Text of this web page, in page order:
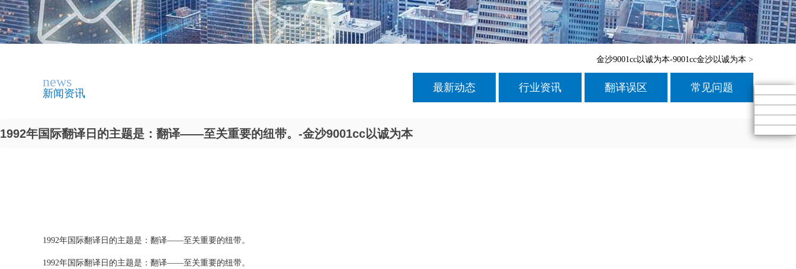
金沙9001cc以诚为本-9001cc金沙以诚为本 >
news
新闻资讯 最新动态 行业资讯 翻译误区 常见问题
1992年国际翻译日的主题是：翻译——至关重要的纽带。-金沙9001cc以诚为本
1992年国际翻译日的主题是：翻译——至关重要的纽带。
1992年国际翻译日的主题是：翻译——至关重要的纽带。